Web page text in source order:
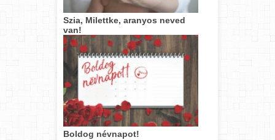
Szia, Milettke, aranyos neved
van!
Boldog névnapot!